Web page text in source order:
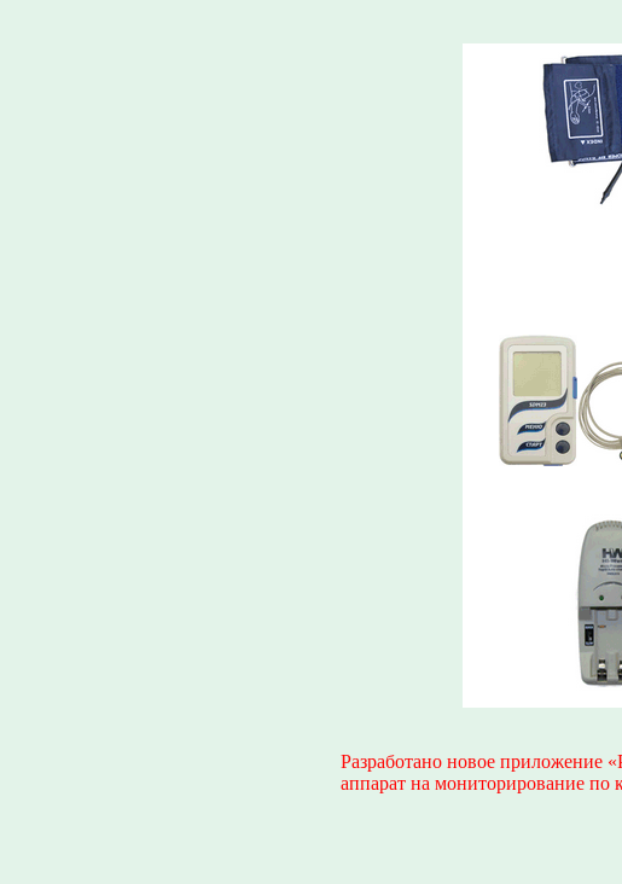
Разработано новое приложение
аппарат на мониторирование по